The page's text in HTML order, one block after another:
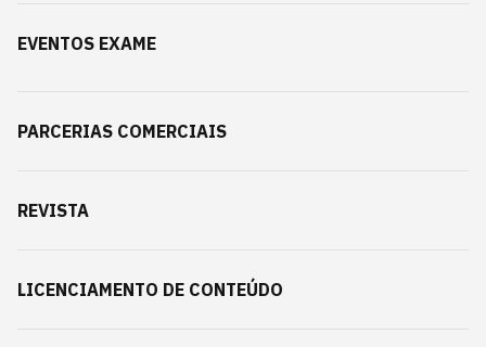
EVENTOS EXAME
PARCERIAS COMERCIAIS
REVISTA
LICENCIAMENTO DE CONTEÚDO